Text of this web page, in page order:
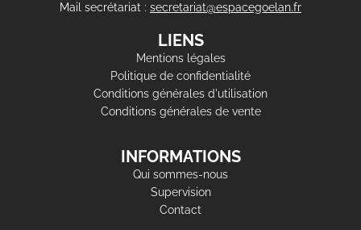
Mail secrétariat : secretariat@espacegoelan.fr
LIENS
Mentions légales
Politique de confidentialité
Conditions générales d'utilisation
Conditions générales de vente
INFORMATIONS
Qui sommes-nous
Supervision
Contact